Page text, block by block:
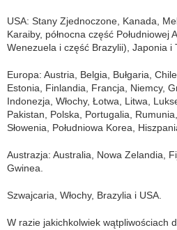
USA: Stany Zjednoczone, Kanada,
Karaiby, północna część Południowej
Wenezuela i część Brazylii), Japonia i
Europa: Austria, Belgia, Bułgaria,
Estonia, Finlandia, Francja, Niemcy,
Indonezja, Włochy, Łotwa, Litwa,
Pakistan, Polska, Portugalia,
Słowenia, Południowa Korea,
Austrazja: Australia, Nowa Zelandia,
Gwinea.
Szwajcaria, Włochy, Brazylia i USA.
W razie jakichkolwiek wątpliwościach